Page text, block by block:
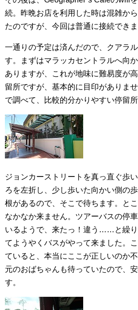
続。昨晩お店を利用した時は混雑か
たのですが、今回は普通に接続できま
一通りの予定は済んだので、クアラ
す。まずはマラッカセントラルへ向
ありますが、これが地味に難易度が
留所ですが、基本的に目印がありま
で調べて、比較的分かりやすい停留所
ジョンカーストリートを真っ直ぐ歩
ろを左折し、少し歩いた向かい側の
根があるので、そこで待ちます。と
なかなか来ません。ツアーバスの停
いるようで、来たっ！違う……と繰
てようやくバスがやって来ました。
ていると、本当にここが正しいのか
元のおばちゃんも待っていたので、
す。